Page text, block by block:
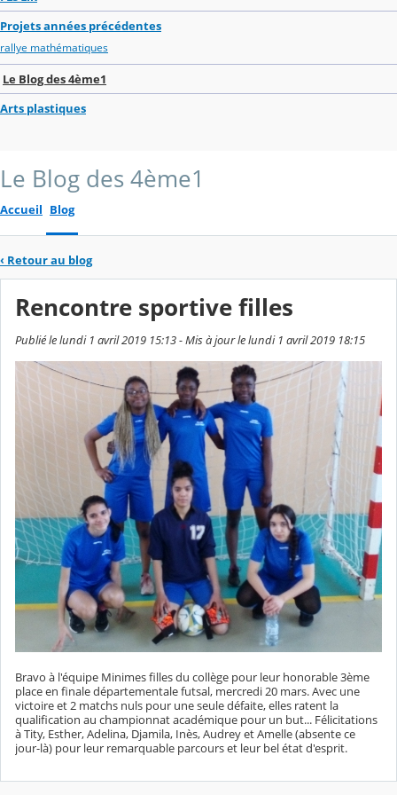
Projets années précédentes
rallye mathématiques
Le Blog des 4ème1
Arts plastiques
Le Blog des 4ème1
Accueil Blog
‹ Retour au blog
Rencontre sportive filles
Publié le lundi 1 avril 2019 15:13 - Mis à jour le lundi 1 avril 2019 18:15
Bravo à l'équipe Minimes filles du collège pour leur honorable 3ème
place en finale départementale futsal, mercredi 20 mars. Avec une
victoire et 2 matchs nuls pour une seule défaite, elles ratent la
qualification au championnat académique pour un but... Félicitations
à Tity, Esther, Adelina, Djamila, Inès, Audrey et Amelle (absente ce
jour-là) pour leur remarquable parcours et leur bel état d'esprit.